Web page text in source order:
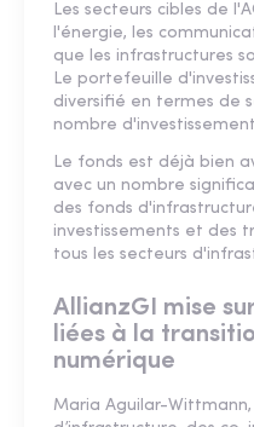
Les secteurs cibles de
l'énergie, les
que les infrastructures
Le portefeuille
diversifié en termes de
nombre
Le fonds est déjà bien
avec un nombre
des fonds
investissements et des
tous les secteurs
AllianzGI mise
liées à la
numérique
Maria Aguilar-